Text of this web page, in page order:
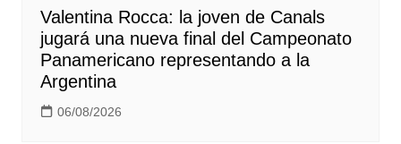
Valentina Rocca: la joven de Canals
jugará una nueva final del Campeonato
Panamericano representando a la
Argentina
06/08/2026